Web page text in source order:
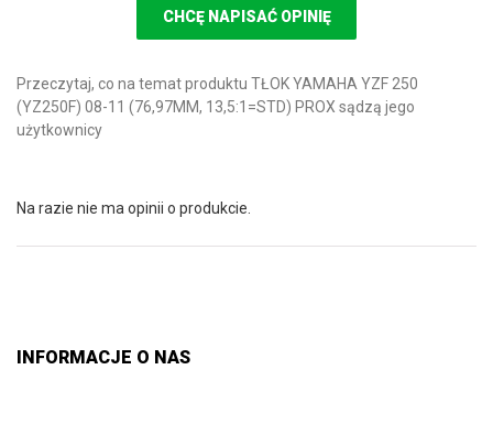
CHCĘ NAPISAĆ OPINIĘ
Przeczytaj, co na temat produktu TŁOK YAMAHA YZF 250
(YZ250F) 08-11 (76,97MM, 13,5:1=STD) PROX sądzą jego
użytkownicy
Na razie nie ma opinii o produkcie.
INFORMACJE O NAS